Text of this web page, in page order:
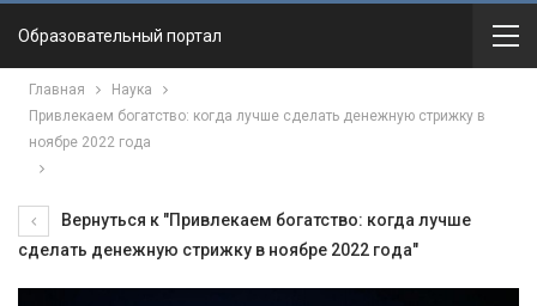
Образовательный портал
Главная
Наука
Привлекаем богатство: когда лучше сделать денежную стрижку в
ноябре 2022 года
Вернуться к "Привлекаем богатство: когда лучше
сделать денежную стрижку в ноябре 2022 года"